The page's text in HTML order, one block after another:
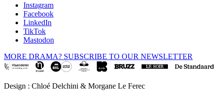
Instagram
Facebook
LinkedIn
TikTok
Mastodon
MORE DRAMA? SUBSCRIBE TO OUR NEWSLETTER
Design : Chloé Delchini & Morgane Le Ferec